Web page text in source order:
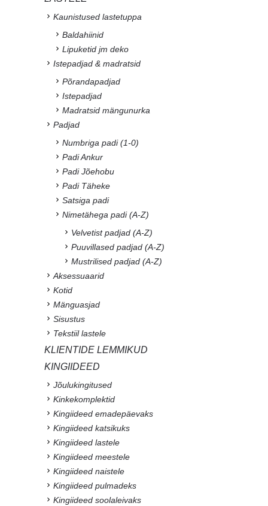
Kaunistused lastetuppa
Baldahiinid
Lipuketid jm deko
Istepadjad & madratsid
Põrandapadjad
Istepadjad
Madratsid mängunurka
Padjad
Numbriga padi (1-0)
Padi Ankur
Padi Jõehobu
Padi Täheke
Satsiga padi
Nimetähega padi (A-Z)
Velvetist padjad (A-Z)
Puuvillased padjad (A-Z)
Mustrilised padjad (A-Z)
Aksessuaarid
Kotid
Mänguasjad
Sisustus
Tekstiil lastele
KLIENTIDE LEMMIKUD
KINGIIDEED
Jõulukingitused
Kinkekomplektid
Kingiideed emadepäevaks
Kingiideed katsikuks
Kingiideed lastele
Kingiideed meestele
Kingiideed naistele
Kingiideed pulmadeks
Kingiideed soolaleivaks